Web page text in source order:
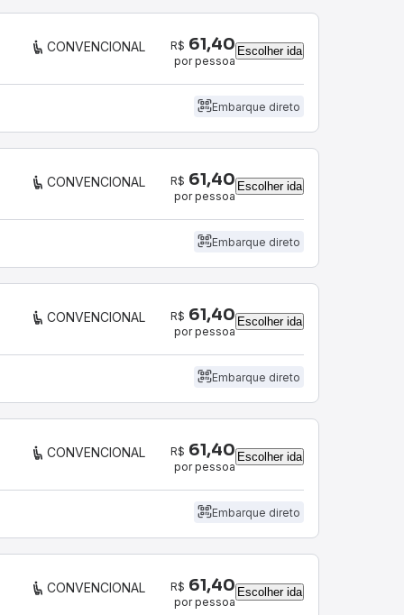
CONVENCIONAL R$ 61,40
por pessoa
Escolher ida
Embarque direto
CONVENCIONAL R$ 61,40
por pessoa
Escolher ida
Embarque direto
CONVENCIONAL R$ 61,40
por pessoa
Escolher ida
Embarque direto
CONVENCIONAL R$ 61,40
por pessoa
Escolher ida
Embarque direto
CONVENCIONAL R$ 61,40
por pessoa
Escolher ida